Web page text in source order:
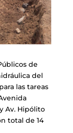
de
del
las tareas
Av. Hipólito
total de 14